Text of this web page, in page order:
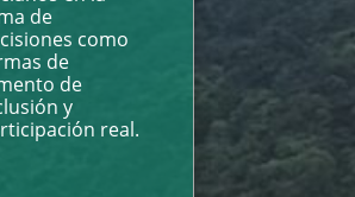
de
como
de
de
y
real.